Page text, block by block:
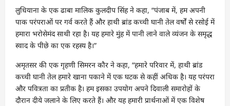
लुधियाना के एक ढाबा मालिक कुलदीप सिंह ने कहा, “पंजाब में, हम अपनी
पाक परंपराओं पर गर्व करते हैं और हाथी ब्रांड कच्ची घानी तेल वर्षों से रसोई में
हमारा भरोसेमंद साथी रहा है। यह हमारे मुंह में पानी लाने वाले व्यंजन के समृद्ध
स्वाद के पीछे का एक रहस्य है।”
अमृतसर की एक गृहणी सिमरन कौर ने कहा, “हमारे परिवार में, हाथी ब्रांड
कच्ची घानी तेल हमारे खाना पकाने में एक घटक से कहीं अधिक है। यह परंपरा
और पवित्रता का प्रतीक है। हम इसका उपयोग अपने दिवाली समारोहों के
दौरान दीये जलाने के लिए करते हैं। और यह हमारी प्रार्थनाओं में एक विशेष